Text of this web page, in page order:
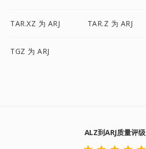
TAR.XZ 为 ARJ TAR.Z 为 ARJ
TGZ 为 ARJ
ALZ到ARJ质量评级